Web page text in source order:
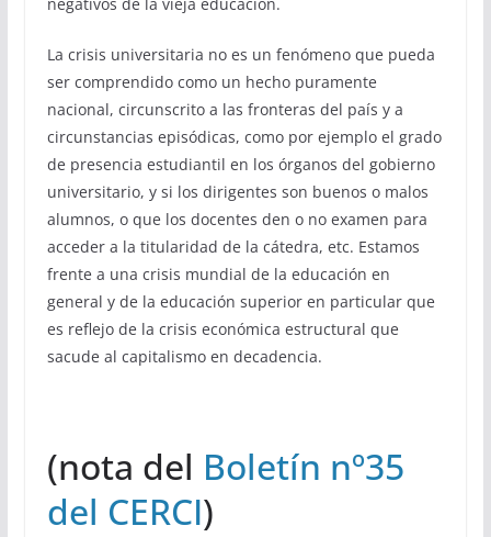
La crisis universitaria no es un fenómeno que pueda
ser comprendido como un hecho puramente
nacional, circunscrito a las fronteras del país y a
circunstancias episódicas, como por ejemplo el grado
de presencia estudiantil en los órganos del gobierno
universitario, y si los dirigentes son buenos o malos
alumnos, o que los docentes den o no examen para
acceder a la titularidad de la cátedra, etc. Estamos
frente a una crisis mundial de la educación en
general y de la educación superior en particular que
es reflejo de la crisis económica estructural que
sacude al capitalismo en decadencia.
(nota del Boletín nº35
del CERCI)